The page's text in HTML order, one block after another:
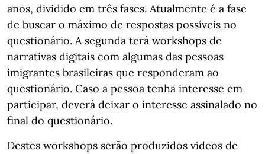
anos, dividido em três fases. Atualmente é a fase
de buscar o máximo de respostas possíveis no
questionário. A segunda terá workshops de
narrativas digitais com algumas das pessoas
imigrantes brasileiras que responderam ao
questionário. Caso a pessoa tenha interesse em
participar, deverá deixar o interesse assinalado no
final do questionário.
Destes workshops serão produzidos vídeos de